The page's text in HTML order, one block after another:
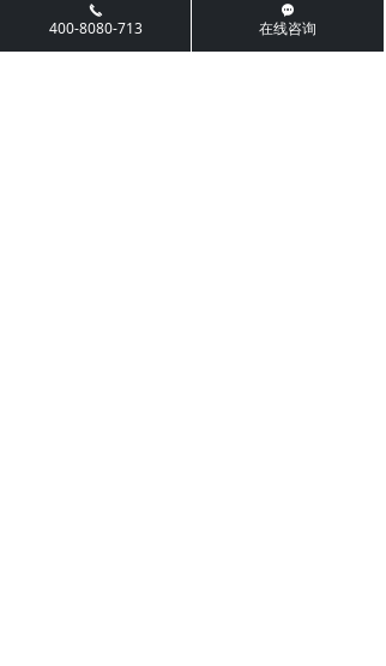
适合已具备一定环境管理能力的企业。
끅
400-8080-713
끁
在线咨询